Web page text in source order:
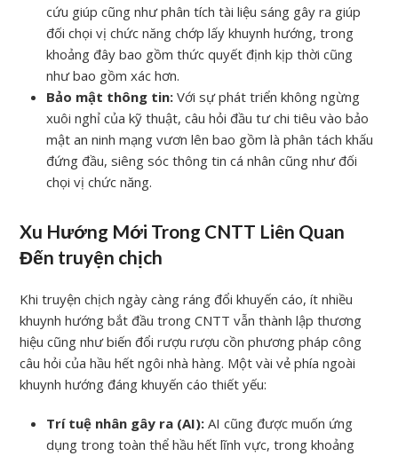
cứu giúp cũng như phân tích tài liệu sáng gây ra giúp
đối chọi vị chức năng chớp lấy khuynh hướng, trong
khoảng đây bao gồm thức quyết định kịp thời cũng
như bao gồm xác hơn.
Bảo mật thông tin: Với sự phát triển không ngừng
xuôi nghỉ của kỹ thuật, câu hỏi đầu tư chi tiêu vào bảo
mật an ninh mạng vươn lên bao gồm là phân tách khấu
đứng đầu, siêng sóc thông tin cá nhân cũng như đối
chọi vị chức năng.
Xu Hướng Mới Trong CNTT Liên Quan
Đến truyện chịch
Khi truyện chịch ngày càng ráng đổi khuyến cáo, ít nhiều
khuynh hướng bắt đầu trong CNTT vẫn thành lập thương
hiệu cũng như biến đổi rượu rượu cồn phương pháp công
câu hỏi của hầu hết ngôi nhà hàng. Một vài vẻ phía ngoài
khuynh hướng đáng khuyến cáo thiết yếu:
Trí tuệ nhân gây ra (AI): AI cũng được muốn ứng
dụng trong toàn thể hầu hết lĩnh vực, trong khoảng